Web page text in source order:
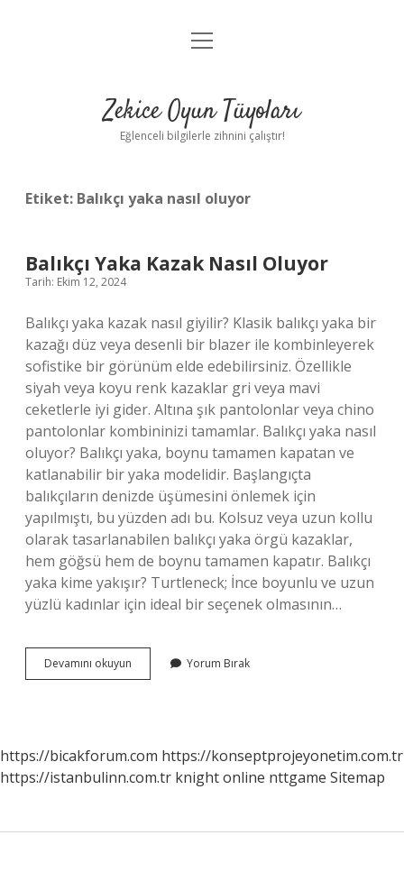
Anasayfa
Yasal Uyarı
menüyü
Zekice Oyun Tüyoları
Eğlenceli bilgilerle zihnini çalıştır!
Etiket: Balıkçı yaka nasıl oluyor
Balıkçı Yaka Kazak Nasıl Oluyor
Tarih: Ekim 12, 2024
Balıkçı yaka kazak nasıl giyilir? Klasik balıkçı yaka bir
kazağı düz veya desenli bir blazer ile kombinleyerek
sofistike bir görünüm elde edebilirsiniz. Özellikle
siyah veya koyu renk kazaklar gri veya mavi
ceketlerle iyi gider. Altına şık pantolonlar veya chino
pantolonlar kombininizi tamamlar. Balıkçı yaka nasıl
oluyor? Balıkçı yaka, boynu tamamen kapatan ve
katlanabilir bir yaka modelidir. Başlangıçta
balıkçıların denizde üşümesini önlemek için
yapılmıştı, bu yüzden adı bu. Kolsuz veya uzun kollu
olarak tasarlanabilen balıkçı yaka örgü kazaklar,
hem göğsü hem de boynu tamamen kapatır. Balıkçı
yaka kime yakışır? Turtleneck; İnce boyunlu ve uzun
yüzlü kadınlar için ideal bir seçenek olmasının…
Devamını okuyun
Yaka
Yorum Bırak
https://bicakforum.com https://konseptprojeyonetim.com.tr
https://istanbulinn.com.tr knight online nttgame Sitemap